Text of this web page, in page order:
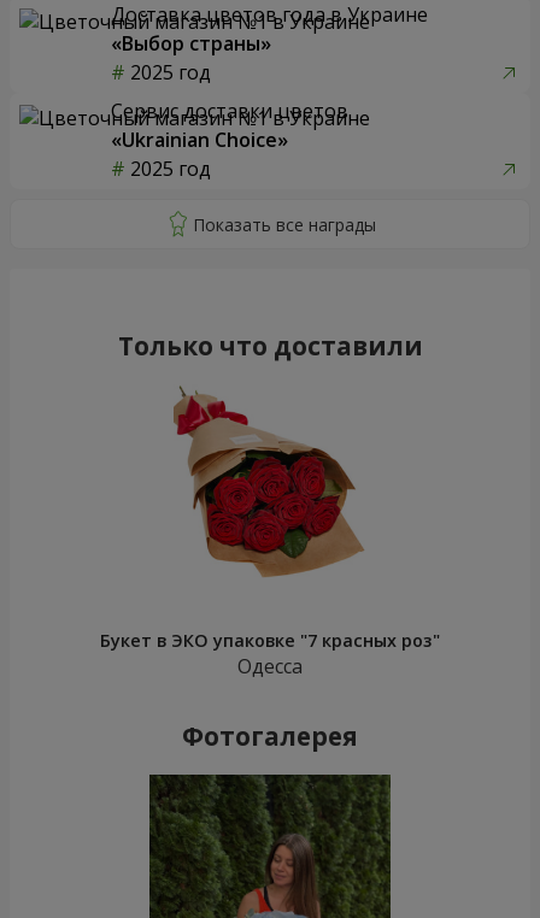
Доставка цветов года в Украине
«Выбор страны»
2025 год
Сервис доставки цветов
«Ukrainian Choice»
2025 год
Только что доставили
Букет в ЭКО упаковке "7 красных роз"
Одесса
Фотогалерея